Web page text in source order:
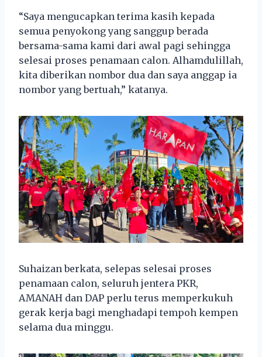
“Saya mengucapkan terima kasih kepada
semua penyokong yang sanggup berada
bersama-sama kami dari awal pagi sehingga
selesai proses penamaan calon. Alhamdulillah,
kita diberikan nombor dua dan saya anggap ia
nombor yang bertuah,” katanya.
Suhaizan berkata, selepas selesai proses
penamaan calon, seluruh jentera PKR,
AMANAH dan DAP perlu terus memperkukuh
gerak kerja bagi menghadapi tempoh kempen
selama dua minggu.